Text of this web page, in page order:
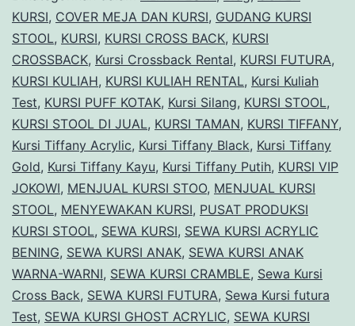
KURSI, COVER MEJA DAN KURSI, GUDANG KURSI
STOOL, KURSI, KURSI CROSS BACK, KURSI
CROSSBACK, Kursi Crossback Rental, KURSI FUTURA,
KURSI KULIAH, KURSI KULIAH RENTAL, Kursi Kuliah
Test, KURSI PUFF KOTAK, Kursi Silang, KURSI STOOL,
KURSI STOOL DI JUAL, KURSI TAMAN, KURSI TIFFANY,
Kursi Tiffany Acrylic, Kursi Tiffany Black, Kursi Tiffany
Gold, Kursi Tiffany Kayu, Kursi Tiffany Putih, KURSI VIP
JOKOWI, MENJUAL KURSI STOO, MENJUAL KURSI
STOOL, MENYEWAKAN KURSI, PUSAT PRODUKSI
KURSI STOOL, SEWA KURSI, SEWA KURSI ACRYLIC
BENING, SEWA KURSI ANAK, SEWA KURSI ANAK
WARNA-WARNI, SEWA KURSI CRAMBLE, Sewa Kursi
Cross Back, SEWA KURSI FUTURA, Sewa Kursi futura
Test, SEWA KURSI GHOST ACRYLIC, SEWA KURSI